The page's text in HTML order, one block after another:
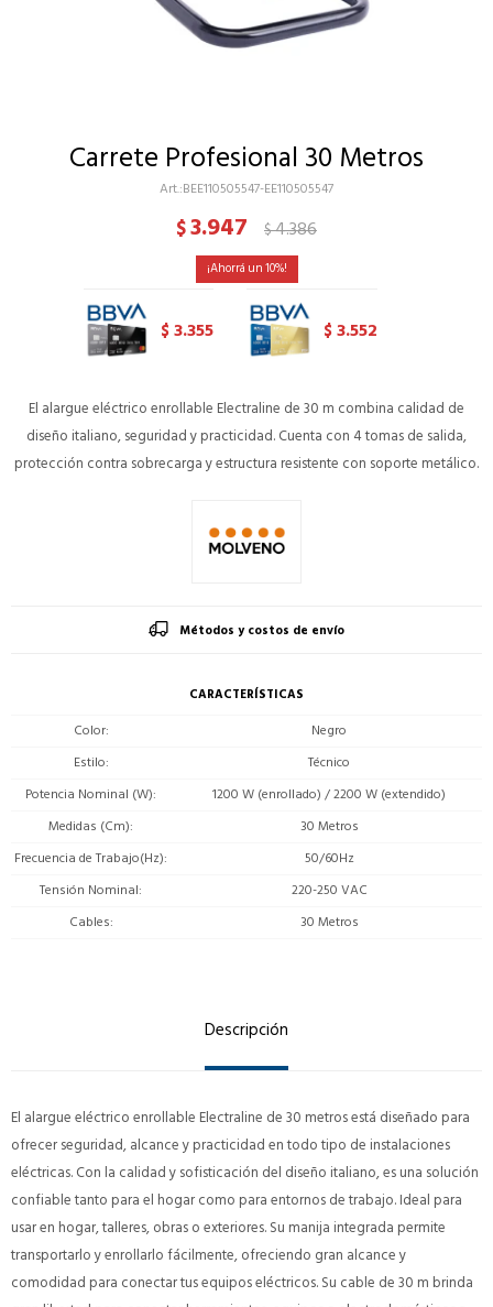
Carrete Profesional 30 Metros
BEE110505547-EE110505547
$3.947 $4.386
10
$3.355 $3.552
El alargue eléctrico enrollable Electraline de 30 m combina calidad de
diseño italiano, seguridad y practicidad. Cuenta con 4 tomas de salida,
protección contra sobrecarga y estructura resistente con soporte metálico.
Métodos y costos de envío
CARACTERÍSTICAS
Color
Negro
Estilo
Técnico
Potencia Nominal (W)
1200 W (enrollado) / 2200 W (extendido)
Medidas (Cm)
30 Metros
Frecuencia de Trabajo(Hz)
50/60Hz
Tensión Nominal
220-250 VAC
Cables
30 Metros
Descripción
El alargue eléctrico enrollable Electraline de 30 metros está diseñado para
ofrecer seguridad, alcance y practicidad en todo tipo de instalaciones
eléctricas. Con la calidad y sofisticación del diseño italiano, es una solución
confiable tanto para el hogar como para entornos de trabajo. Ideal para
usar en hogar, talleres, obras o exteriores. Su manija integrada permite
transportarlo y enrollarlo fácilmente, ofreciendo gran alcance y
comodidad para conectar tus equipos eléctricos. Su cable de 30 m brinda